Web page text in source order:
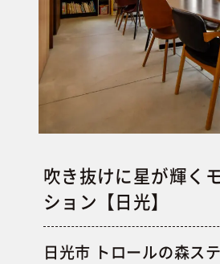
吹き抜けに星が輝く
ション【日光】
日光市 トロールの森ス